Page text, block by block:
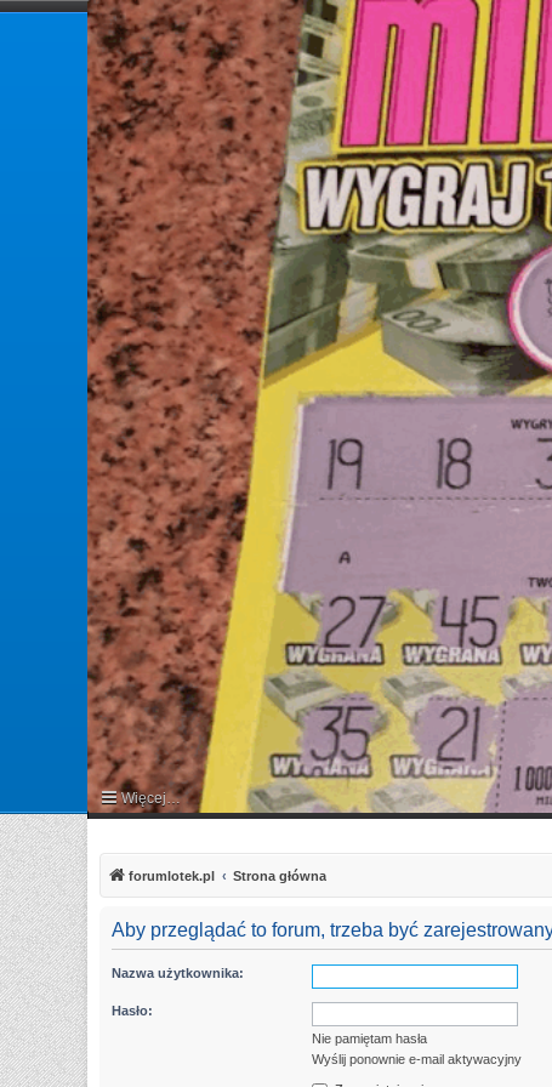
forumlotek.pl
Forum gier liczbowych
Więcej…
forumlotek.pl Strona główna
Aby przeglądać to forum, trzeba być
Nazwa użytkownika:
Hasło:
Nie pamiętam hasła
Wyślij ponownie e-mail aktywacyjny